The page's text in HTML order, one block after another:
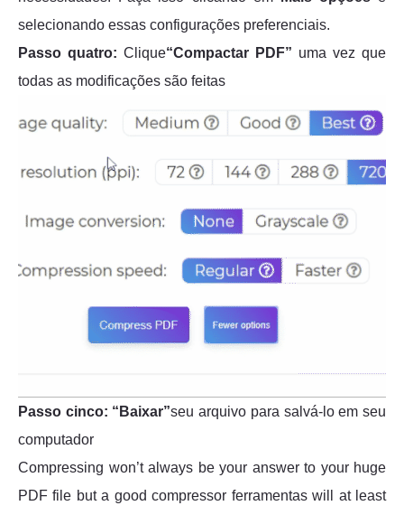
selecionando essas configurações preferenciais.
Passo quatro: Clique“Compactar PDF” uma vez que
todas as modificações são feitas
Passo cinco: “Baixar”seu arquivo para salvá-lo em seu
computador
Compressing won’t always be your answer to your huge
PDF file but a good compressor ferramentas will at least